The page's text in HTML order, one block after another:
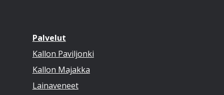
Palvelut
Kallon Paviljonki
Kallon Majakka
Lainaveneet